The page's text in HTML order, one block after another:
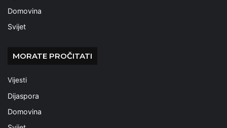
Domovina
Svijet
MORATE PROČITATI
Vijesti
Dijaspora
Domovina